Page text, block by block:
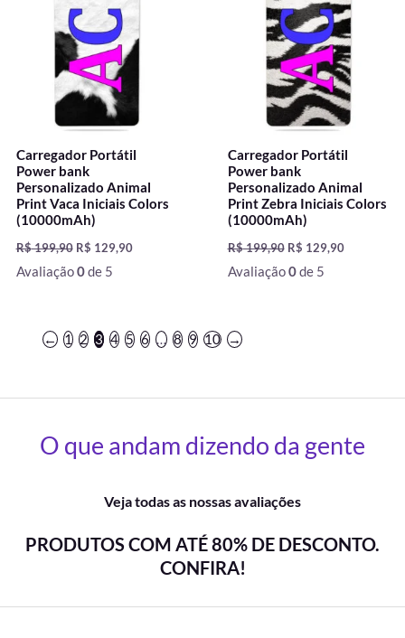
Carregador Portátil
Power bank
Personalizado Animal
Print Vaca Iniciais Colors
(10000mAh)
R$199,90
R$ 199,90.
R$ 129,90
Avaliação0de 5
Carregador Portátil
Power bank
Personalizado Animal
Print Zebra Iniciais Colors
(10000mAh)
R$199,90
R$ 199,90.
R$ 129,90
R$ 129,90.
Avaliação0de 5
← 1 2 3 4 5 6 … 8 9 10 →
O que andam dizendo da gente
Veja todas as nossas avaliações
PRODUTOS COM ATÉ 80% DE DESCONTO.
CONFIRA!